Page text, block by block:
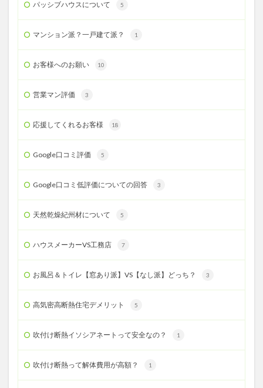
パッシブハウスについて 5
マンション派？一戸建て派？ 1
お客様へのお願い 10
営業マン評価 3
応援してくれるお客様 18
Google口コミ評価 5
Google口コミ低評価についての回答 3
天然乾燥紀州材について 5
ハウスメーカーVS工務店 7
お風呂＆トイレ【窓あり派】VS【なし派】どっち？ 3
高気密高断熱住宅デメリット 5
吹付け断熱イソシアネートって安全なの？ 1
吹付け断熱って解体費用が高額？ 1